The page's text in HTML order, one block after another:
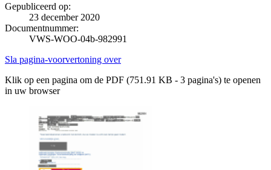
Gepubliceerd op:
23 december 2020
Documentnummer:
VWS-WOO-04b-982991
Sla pagina-voorvertoning over
Klik op een pagina om de PDF (751.91 KB - 3 pagina's) te openen
in uw browser